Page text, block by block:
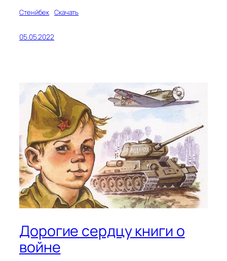
Стенйбек Скачать
05.05.2022
Дорогие сердцу книги о
войне